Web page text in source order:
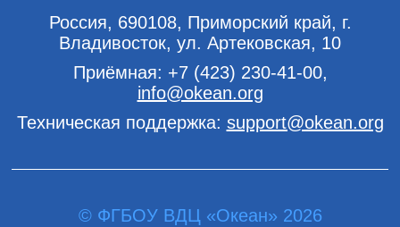
Россия, 690108, Приморский край, г.
Владивосток, ул. Артековская, 10
Приёмная: +7 (423) 230-41-00,
info@okean.org
Техническая поддержка: support@okean.org
© ФГБОУ ВДЦ «Океан» 2026